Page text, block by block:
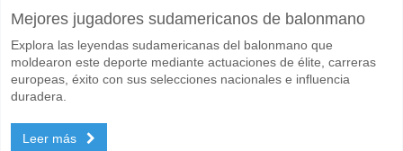
Mejores jugadores sudamericanos de balonmano
Explora las leyendas sudamericanas del balonmano que
moldearon este deporte mediante actuaciones de élite, carreras
europeas, éxito con sus selecciones nacionales e influencia
duradera.
Leer más